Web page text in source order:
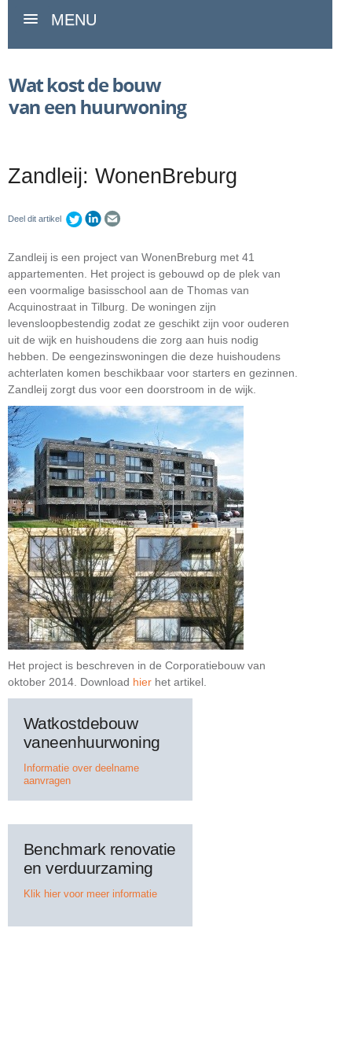
MENU
Zandleij: WonenBreburg
Deel dit artikel
Zandleij is een project van WonenBreburg met 41
appartementen. Het project is gebouwd op de plek van
een voormalige basisschool aan de Thomas van
Acquinostraat in Tilburg. De woningen zijn
levensloopbestendig zodat ze geschikt zijn voor ouderen
uit de wijk en huishoudens die zorg aan huis nodig
hebben. De eengezinswoningen die deze huishoudens
achterlaten komen beschikbaar voor starters en gezinnen.
Zandleij zorgt dus voor een doorstroom in de wijk.
Het project is beschreven in de Corporatiebouw van
oktober 2014. Download hier het artikel.
Watkostdebouw
vaneenhuurwoning
Informatie over deelname
aanvragen
Benchmark renovatie
en verduurzaming
Klik hier voor meer informatie